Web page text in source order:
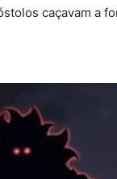
caçavam a